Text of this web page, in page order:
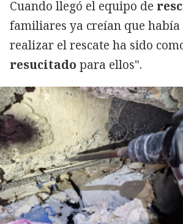
Cuando llegó el equipo de
familiares ya creían que
realizar el rescate ha sido
resucitado para ellos".